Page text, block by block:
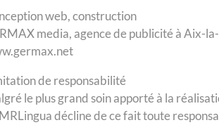
web, construction
media, agence de publicité à Aix-
de responsabilité
le plus grand soin apporté à la
décline de ce fait toute